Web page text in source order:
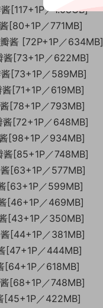
[117+1P／1.08GB]
[80+1P／771MB]
酱 [72P+1P／634MB]
[73+1P／622MB]
[73+1P／589MB]
[71+1P／619MB]
[78+1P／793MB]
[72+1P／648MB]
[98+1P／934MB]
[85+1P／748MB]
[63+1P／577MB]
[63+1P／599MB]
[46+1P／469MB]
[43+1P／350MB]
[44+1P／381MB]
[47+1P／444MB]
[64+1P／618MB]
[68+1P／748MB]
[45+1P／422MB]